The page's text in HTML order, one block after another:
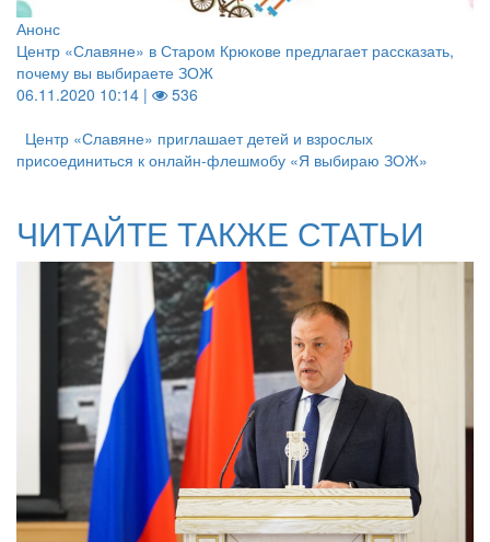
Анонс
Центр «Славяне» в Старом Крюкове предлагает рассказать,
почему вы выбираете ЗОЖ
06.11.2020 10:14 |
536
Центр «Славяне» приглашает детей и взрослых
присоединиться к онлайн-флешмобу «Я выбираю ЗОЖ»
ЧИТАЙТЕ ТАКЖЕ СТАТЬИ